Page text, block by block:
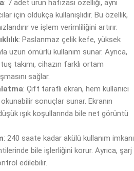
: 7 adet ürün hafızası özelliği, aynı
için oldukça kullanışlıdır. Bu özellik,
ve işlem verimliliğini artırır.
: Paslanmaz çelik kefe, yüksek
uzun ömürlü kullanım sunar. Ayrıca,
takımı, cihazın farklı ortam
sağlar.
: Çift taraflı ekran, hem kullanıcı
sonuçlar sunar. Ekranın
ışık koşullarında bile net görüntü
: 240 saate kadar akülü kullanım imkanı
bile işlerliğini korur. Ayrıca, şarj
edilebilir.